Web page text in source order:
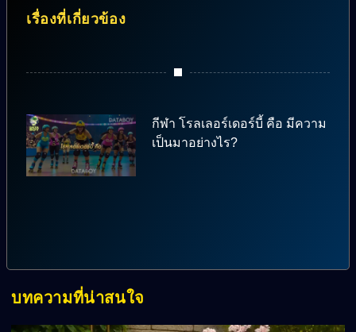
เรื่องที่เกี่ยวข้อง
กีฬา โรลเลอร์เดอร์บี้ คือ มีความ
เป็นมาอย่างไร?
บทความที่น่าสนใจ